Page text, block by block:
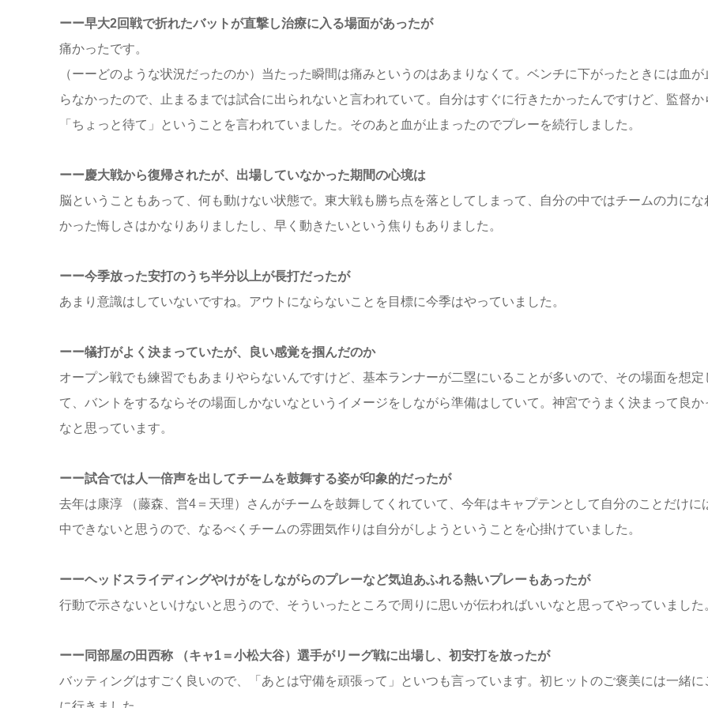
ーー早大2回戦で折れたバットが直撃し治療に入る場面があったが
痛かったです。
（ーーどのような状況だったのか）当たった瞬間は痛みというのはあまりなくて。ベンチに下がったときには血が
らなかったので、止まるまでは試合に出られないと言われていて。自分はすぐに行きたかったんですけど、監督か
「ちょっと待て」ということを言われていました。そのあと血が止まったのでプレーを続行しました。
ーー慶大戦から復帰されたが、出場していなかった期間の心境は
脳ということもあって、何も動けない状態で。東大戦も勝ち点を落としてしまって、自分の中ではチームの力にな
かった悔しさはかなりありましたし、早く動きたいという焦りもありました。
ーー今季放った安打のうち半分以上が長打だったが
あまり意識はしていないですね。アウトにならないことを目標に今季はやっていました。
ーー犠打がよく決まっていたが、良い感覚を掴んだのか
オープン戦でも練習でもあまりやらないんですけど、基本ランナーが二塁にいることが多いので、その場面を想定
て、バントをするならその場面しかないなというイメージをしながら準備はしていて。神宮でうまく決まって良か
なと思っています。
ーー試合では人一倍声を出してチームを鼓舞する姿が印象的だったが
去年は康淳 （藤森、営4＝天理）さんがチームを鼓舞してくれていて、今年はキャプテンとして自分のことだけに
中できないと思うので、なるべくチームの雰囲気作りは自分がしようということを心掛けていました。
ーーヘッドスライディングやけがをしながらのプレーなど気迫あふれる熱いプレーもあったが
行動で示さないといけないと思うので、そういったところで周りに思いが伝わればいいなと思ってやっていました
ーー同部屋の田西称 （キャ1＝小松大谷）選手がリーグ戦に出場し、初安打を放ったが
バッティングはすごく良いので、「あとは守備を頑張って」といつも言っています。初ヒットのご褒美には一緒に